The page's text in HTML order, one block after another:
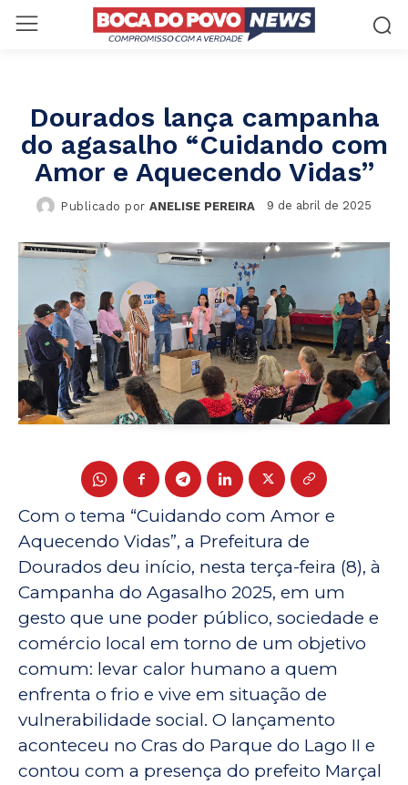
Dourados lança campanha
do agasalho “Cuidando com
Amor e Aquecendo Vidas”
Publicado por ANELISE PEREIRA 9 de abril de 2025
Com o tema “Cuidando com Amor e
Aquecendo Vidas”, a Prefeitura de
Dourados deu início, nesta terça-feira (8), à
Campanha do Agasalho 2025, em um
gesto que une poder público, sociedade e
comércio local em torno de um objetivo
comum: levar calor humano a quem
enfrenta o frio e vive em situação de
vulnerabilidade social. O lançamento
aconteceu no Cras do Parque do Lago II e
contou com a presença do prefeito Marçal